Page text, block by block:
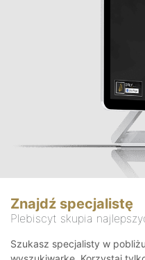
Znajdź specjalistę
Plebiscyt skupia
Szukasz specjalisty w